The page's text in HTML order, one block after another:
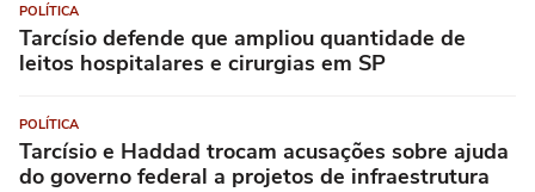
POLÍTICA
Tarcísio defende que ampliou quantidade de
leitos hospitalares e cirurgias em SP
POLÍTICA
Tarcísio e Haddad trocam acusações sobre ajuda
do governo federal a projetos de infraestrutura